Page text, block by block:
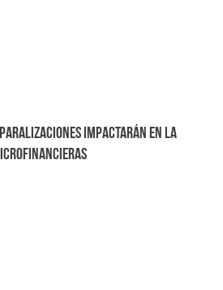
impactarán en la